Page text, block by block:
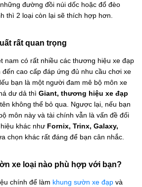
đường đồi núi dốc hoặc đổ đèo
thì 2 loại còn lại sẽ thích hợp hơn.
rất quan trọng
nam có rất nhiều các thương hiệu xe đạp
cao cấp đáp ứng đủ nhu cầu chơi xe
bạn là một người đam mê bộ môn xe
dư dả thì Giant, thương hiệu xe đạp
không thể bỏ qua. Ngược lại, nếu bạn
môn này và tài chính vẫn là vấn đề đối
khác như Fornix, Trinx, Galaxy,
chọn khác rất đáng để bạn cân nhắc.
xe loại nào phù hợp với bạn?
chính để làm khung sườn xe đạp và